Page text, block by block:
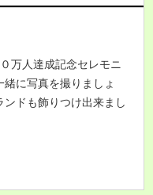
万人達成記念セレモニ
に写真を撮りましょ
ドも飾りつけ出来まし